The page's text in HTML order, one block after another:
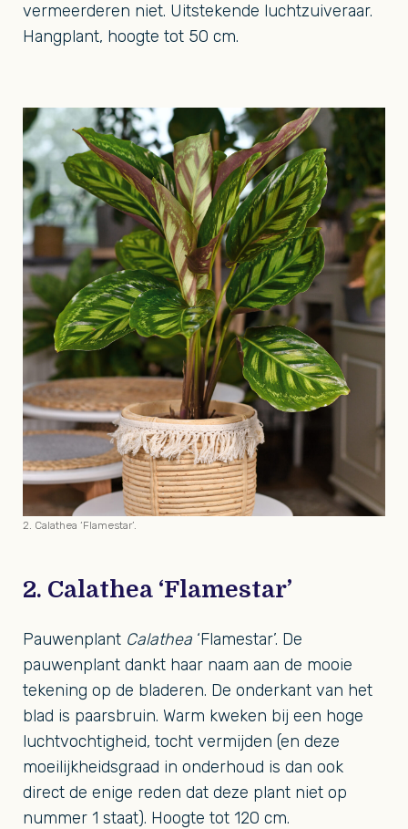
vermeerderen niet. Uitstekende luchtzuiveraar.
Hangplant, hoogte tot 50 cm.
2. Calathea ‘Flamestar’
Pauwenplant Calathea ‘Flamestar’. De
pauwenplant dankt haar naam aan de mooie
tekening op de bladeren. De onderkant van het
blad is paarsbruin. Warm kweken bij een hoge
luchtvochtigheid, tocht vermijden (en deze
moeilijkheidsgraad in onderhoud is dan ook
direct de enige reden dat deze plant niet op
nummer 1 staat). Hoogte tot 120 cm.
2. Calathea ‘Flamestar’.